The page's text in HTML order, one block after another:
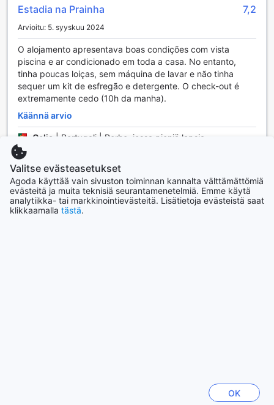
Estadia na Prainha 7,2
Arvioitu: 5. syyskuu 2024
O alojamento apresentava boas condições com vista
piscina e ar condicionado em toda a casa. No entanto,
tinha poucas loiças, sem máquina de lavar e não tinha
sequer um kit de esfregão e detergente. O check-out é
extremamente cedo (10h da manha).
Käännä arvio
Celia | Portugali | Perhe, jossa pieniä lapsia
Hyvä 6,4
Arvioitu: 18. heinäkuu 2022
Deviriam ter algum entertenimento para adolescentes, pelo
Valitse evästeasetukset
Agoda käyttää vain sivuston toiminnan kannalta välttämättömiä
evästeitä ja muita teknisiä seurantamenetelmiä. Emme käytä
analytiikka- tai markkinointievästeitä. Lisätietoja evästeistä saat
klikkaamalla tästä.
OK